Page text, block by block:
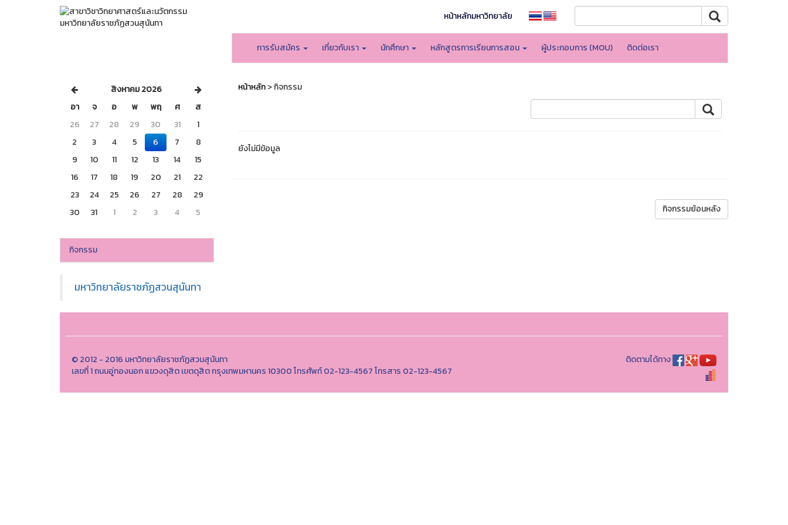
หน้าหลักมหาวิทยาลัย
การรับสมัคร เกี่ยวกับเรา นักศึกษา หลักสูตรการเรียนการสอน ผู้ประกอบการ (MOU) ติดต่อเรา
สิงหาคม 2026
อา
จ อ พ พฤ ศ
ส
26
27 28 29 30 31
1
2
3 4 5 6 7
8
9
10 11 12 13 14
15
16
17 18 19 20 21
22
23
24 25 26 27 28
29
30
31 1 2 3 4 5
กิจกรรม
มหาวิทยาลัยราชภัฏสวนสุนันทา
หน้าหลัก> กิจกรรม
ยังไม่มีข้อมูล
กิจกรรมย้อนหลัง
© 2012 - 2016 มหาวิทยาลัยราชภัฏสวนสุนันทา
เลขที่ 1 ถนนอู่ทองนอก แขวงดุสิต เขตดุสิต กรุงเทพมหานคร 10300 โทรศัพท์ 02-123-4567 โทรสาร 02-123-4567
ติดตามได้ทาง